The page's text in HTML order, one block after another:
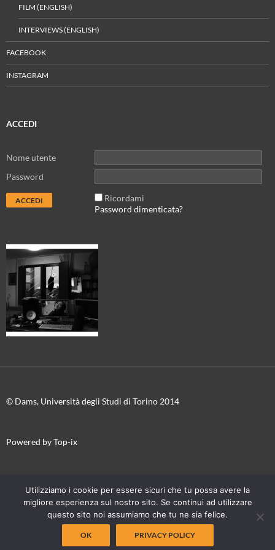
FILM (ENGLISH)
INTERVIEWS (ENGLISH)
FACEBOOK
INSTAGRAM
ACCEDI
Nome utente
Password
Ricordami
Password dimenticata?
© Dams, Università degli Studi di Torino 2014
Powered by Top-ix
Cinema
Proudly powered by WordPress
Utilizziamo i cookie per essere sicuri che tu possa avere la
migliore esperienza sul nostro sito. Se continui ad utilizzare
questo sito noi assumiamo che tu ne sia felice.
OK PRIVACY POLICY